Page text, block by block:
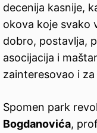
decenija kasnije,
okova koje svako
dobro, postavlja,
asocijacija i
zainteresovao i
Spomen park
Bogdanovića,